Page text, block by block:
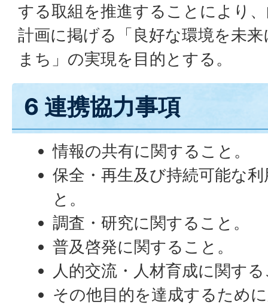
する取組を推進することにより
計画に掲げる「良好な環境を未
まち」の実現を目的とする。
6 連携協力事項
情報の共有に関すること。
保全・再生及び持続可能な
と。
調査・研究に関すること。
普及啓発に関すること。
人的交流・人材育成に関す
その他目的を達成するため